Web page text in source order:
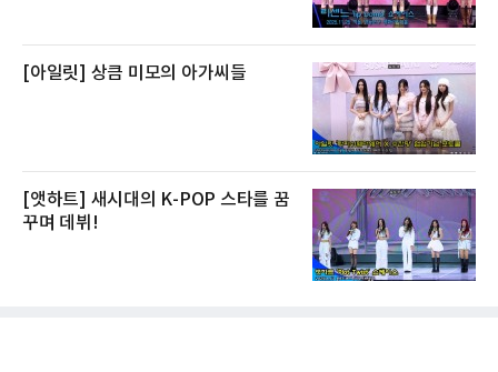
[아일릿] 상큼 미모의 아가씨들
[앳하트] 새시대의 K-POP 스타를 꿈
꾸며 데뷔!